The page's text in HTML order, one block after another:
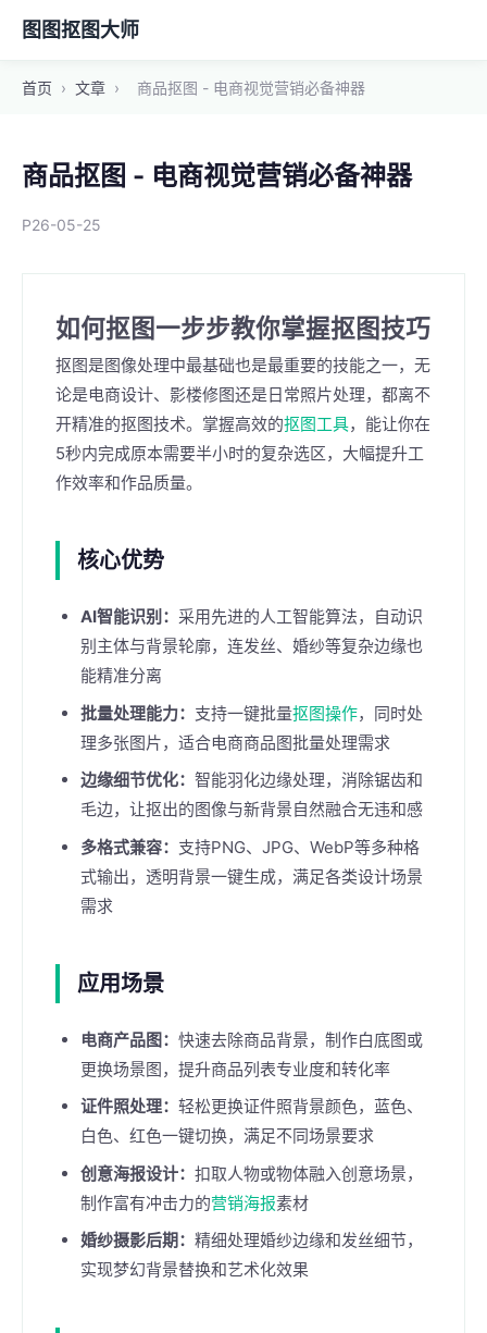
图图抠图大师
首页 › 文章 › 商品抠图 - 电商视觉营销必备神器
商品抠图 - 电商视觉营销必备神器
P26-05-25
如何抠图一步步教你掌握抠图技巧
抠图是图像处理中最基础也是最重要的技能之一，无
论是电商设计、影楼修图还是日常照片处理，都离不
开精准的抠图技术。掌握高效的抠图工具，能让你在
5秒内完成原本需要半小时的复杂选区，大幅提升工
作效率和作品质量。
核心优势
AI智能识别： 采用先进的人工智能算法，自动识
别主体与背景轮廓，连发丝、婚纱等复杂边缘也
能精准分离
批量处理能力： 支持一键批量抠图操作，同时处
理多张图片，适合电商商品图批量处理需求
边缘细节优化： 智能羽化边缘处理，消除锯齿和
毛边，让抠出的图像与新背景自然融合无违和感
多格式兼容： 支持PNG、JPG、WebP等多种格
式输出，透明背景一键生成，满足各类设计场景
需求
应用场景
电商产品图： 快速去除商品背景，制作白底图或
更换场景图，提升商品列表专业度和转化率
证件照处理： 轻松更换证件照背景颜色，蓝色、
白色、红色一键切换，满足不同场景要求
创意海报设计： 扣取人物或物体融入创意场景，
制作富有冲击力的营销海报素材
婚纱摄影后期： 精细处理婚纱边缘和发丝细节，
实现梦幻背景替换和艺术化效果